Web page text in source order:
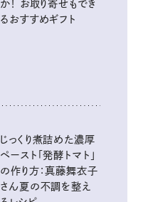
か！ お取り寄せもでき
るおすすめギフト
じっくり煮詰めた濃厚
ペースト「発酵トマト」
の作り方：真藤舞衣子
さん夏の不調を整え